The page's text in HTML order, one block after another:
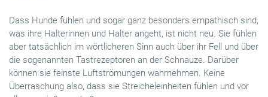
Dass Hunde fühlen und sogar ganz besonders empathisch sind,
was ihre Halterinnen und Halter angeht, ist nicht neu. Sie fühlen
aber tatsächlich im wörtlicheren Sinn auch über ihr Fell und über
die sogenannten Tastrezeptoren an der Schnauze. Darüber
können sie feinste Luftströmungen wahrnehmen. Keine
Überraschung also, dass sie Streicheleinheiten fühlen und vor